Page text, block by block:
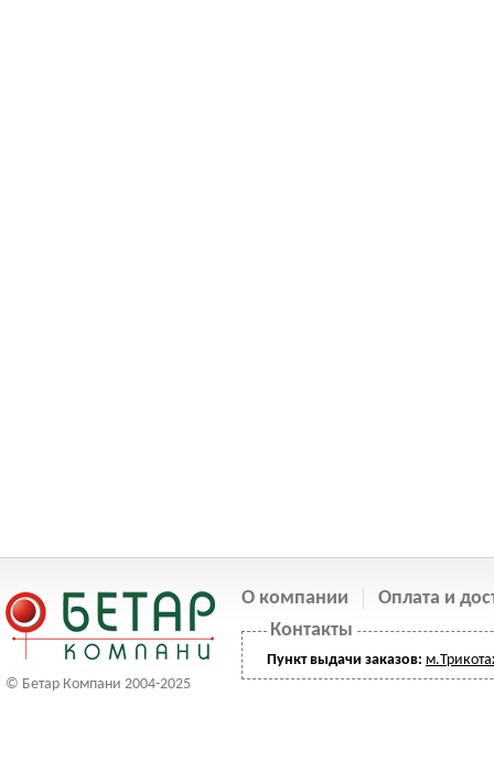
© Бетар Компани 2004-2025
О компании
Оплата и
Контакты
Пункт выдачи заказов: